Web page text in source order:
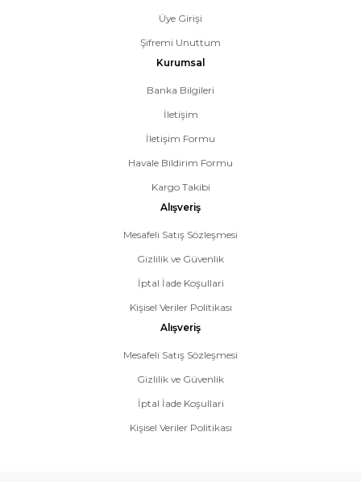
Üye Girişi
Şifremi Unuttum
Kurumsal
Banka Bilgileri
İletişim
İletişim Formu
Havale Bildirim Formu
Kargo Takibi
Alışveriş
Mesafeli Satış Sözleşmesi
Gizlilik ve Güvenlik
İptal İade Koşullari
Kişisel Veriler Politikası
Alışveriş
Mesafeli Satış Sözleşmesi
Gizlilik ve Güvenlik
İptal İade Koşullari
Kişisel Veriler Politikası